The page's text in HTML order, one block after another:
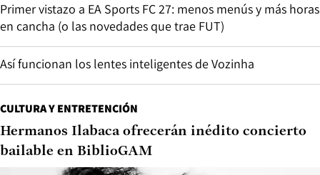
Primer vistazo a EA Sports FC 27: menos menús y más horas
en cancha (o las novedades que trae FUT)
Así funcionan los lentes inteligentes de Vozinha
CULTURA Y ENTRETENCIÓN
Hermanos Ilabaca ofrecerán inédito concierto
bailable en BiblioGAM